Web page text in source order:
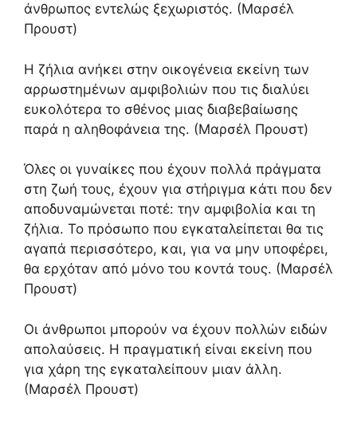
άνθρωπος εντελώς ξεχωριστός. (Μαρσέλ
Προυστ)
Η ζήλια ανήκει στην οικογένεια εκείνη των
αρρωστημένων αμφιβολιών που τις διαλύει
ευκολότερα το σθένος μιας διαβεβαίωσης
παρά η αληθοφάνεια της. (Μαρσέλ Προυστ)
Όλες οι γυναίκες που έχουν πολλά πράγματα
στη ζωή τους, έχουν για στήριγμα κάτι που δεν
αποδυναμώνεται ποτέ: την αμφιβολία και τη
ζήλια. Το πρόσωπο που εγκαταλείπεται θα τις
αγαπά περισσότερο, και, για να μην υποφέρει,
θα ερχόταν από μόνο του κοντά τους. (Μαρσέλ
Προυστ)
Οι άνθρωποι μπορούν να έχουν πολλών ειδών
απολαύσεις. Η πραγματική είναι εκείνη που
για χάρη της εγκαταλείπουν μιαν άλλη.
(Μαρσέλ Προυστ)